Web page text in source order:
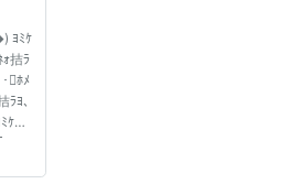
ﾖﾐｹ
拮ﾗ
ﾎﾒ
ﾗﾖ､
ｹ晥
ｯ･
陸ｯ